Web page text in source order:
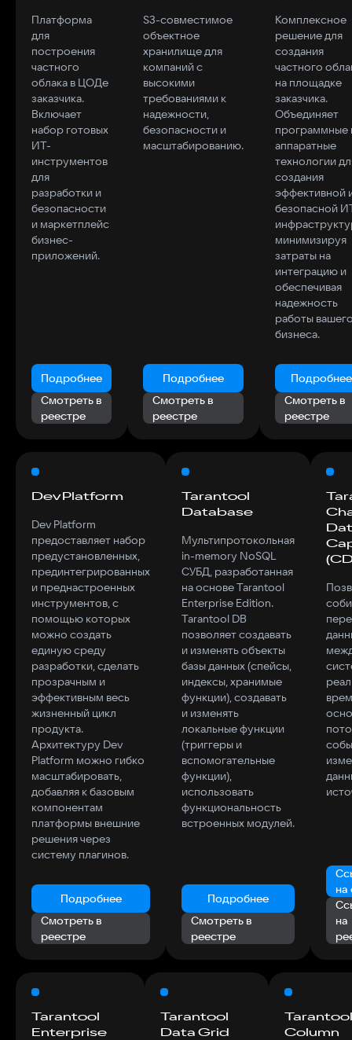
Платформа
для
построения
частного
облака в ЦОДе
заказчика.
Включает
набор готовых
ИТ-
инструментов
для
разработки и
безопасности
и маркетплейс
бизнес-
приложений.
Подробнее
Смотреть в
реестре
S3-совместимое
объектное
хранилище для
компаний с
высокими
требованиями к
надежности,
безопасности и
масштабированию.
Подробнее
Смотреть в
реестре
Комплексное
решение для
создания
частного
на площадке
заказчика.
Объединяет
программные
аппаратные
технологии
создания
эффективной
безопасной
минимизируя
затраты на
интеграцию и
обеспечивая
надежность
работы
бизнеса.
Подробнее
Смотреть в
реестре
Dev Platform
Dev Platform
предоставляет набор
предустановленных,
прединтегрированных
и преднастроенных
инструментов, с
помощью которых
можно создать
единую среду
разработки, сделать
прозрачным и
эффективным весь
жизненный цикл
продукта.
Архитектуру Dev
Platform можно гибко
масштабировать,
добавляя к базовым
компонентам
платформы внешние
решения через
систему плагинов.
Подробнее
Смотреть в
реестре
Tarantool
Database
Мультипротокольная
in-memory NoSQL
CУБД, разработанная
на основе Tarantool
Enterprise Edition.
Tarantool DB
позволяет создавать
и изменять объекты
базы данных (спейсы,
индексы, хранимые
функции), создавать
и изменять
локальные функции
(триггеры и
вспомогательные
функции),
использовать
функциональность
встроенных модулей.
Подробнее
Смотреть в
реестре
на
на
Tarantool
Enterprise
Tarantool
Data Grid
Tarantool
Column
единую среду
разработки, сделать
прозрачным и
эффективным весь
жизненный цикл
продукта.
Архитектуру Dev
Platform можно гибко
масштабировать,
добавляя к базовым
компонентам
платформы внешние
решения через
систему плагинов.
между
системами в
реальном
времени на
основе
потока
событий
изменения
данных в
и изменять
базы данных
индексы,
функции),
и изменять
локальные
(триггеры и
функции),
использовать
встроенных
Подробнее
Смотреть в
реестре
Tarantool
Enterprise
Edition
ускорения ИТ-
систем и
данных. Сочетает
в себе сервер
приложений,
гибридное
хранилище с
гибкой схемой
данных и мощные
средства
масштабирования.
Подробнее
Tarantool
Data Grid
данных компании,
основанное на
технологии in-
Tarantool Data
Grid позволяет
объединять
данные из разных
информационных
систем для
передачи
напрямую в
приложение,
обрабатывает до
1 млн запросов в
секунду и легко
масштабируется
с одного
экземпляра до
кластера.
Поэтому можно
ускорять
существующую
её.
Подробнее
Tarantool
Column
Store
колоночная
аналитической
обработки
данных в
реальном
времени.
Колоночная
СУБД Tarantool
Column Store
реализует
HTAP-
обработку. Это
дает
возможность
выполнять
мгновенно на
самых новых
данных, а также
уменьшить
затраты на
информации.
Подробнее
процедурами и подготовку
отчетности.
Подробнее
Смотреть в реестре
Подробнее
Смотреть в реестре